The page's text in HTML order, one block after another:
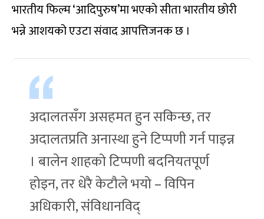
भारतीय फिल्म ‘आदिपुरुष’मा भएको सीता भारतीय छोरी
भन्ने आशयको एउटा संवाद आपत्तिजनक छ ।
अदालतसँग असहमत हुन सकिन्छ, तर
अदालतप्रति अनास्था हुने टिप्पणी गर्न पाइन्न
। बालेन शाहको टिप्पणी बदनियतपूर्ण
होइन, तर धेरै केटौले भयो – विपिन
अधिकारी, संविधानविद्